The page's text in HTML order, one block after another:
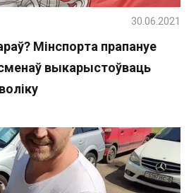
Мінспорта прапануе
выкарыстоўваць
30.06.2021